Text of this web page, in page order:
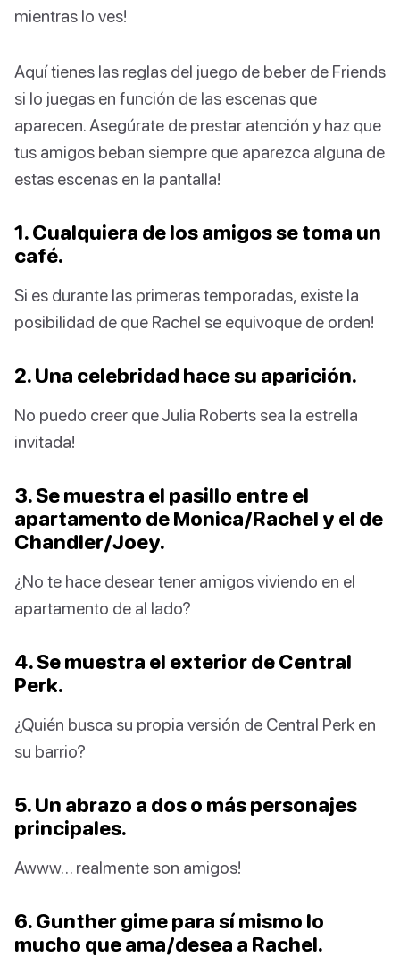
mientras lo ves!
Aquí tienes las reglas del juego de beber de Friends
si lo juegas en función de las escenas que
aparecen. Asegúrate de prestar atención y haz que
tus amigos beban siempre que aparezca alguna de
estas escenas en la pantalla!
1. Cualquiera de los amigos se toma un
café.
Si es durante las primeras temporadas, existe la
posibilidad de que Rachel se equivoque de orden!
2. Una celebridad hace su aparición.
No puedo creer que Julia Roberts sea la estrella
invitada!
3. Se muestra el pasillo entre el
apartamento de Monica/Rachel y el de
Chandler/Joey.
¿No te hace desear tener amigos viviendo en el
apartamento de al lado?
4. Se muestra el exterior de Central
Perk.
¿Quién busca su propia versión de Central Perk en
su barrio?
5. Un abrazo a dos o más personajes
principales.
Awww… realmente son amigos!
6. Gunther gime para sí mismo lo
mucho que ama/desea a Rachel.